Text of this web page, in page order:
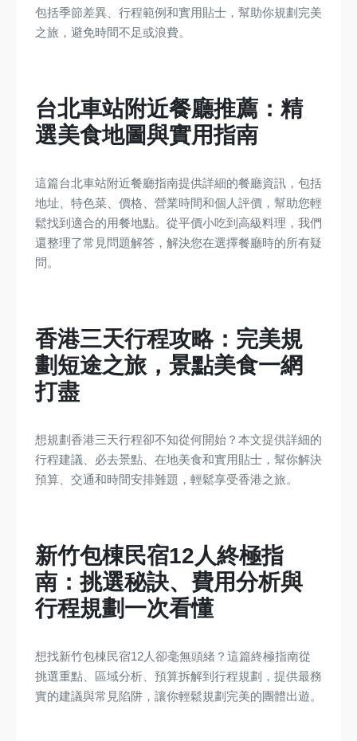
包括季節差異、行程範例和實用貼士，幫助你規劃完美
之旅，避免時間不足或浪費。
台北車站附近餐廳推薦：精
選美食地圖與實用指南
這篇台北車站附近餐廳指南提供詳細的餐廳資訊，包括
地址、特色菜、價格、營業時間和個人評價，幫助您輕
鬆找到適合的用餐地點。從平價小吃到高級料理，我們
還整理了常見問題解答，解決您在選擇餐廳時的所有疑
問。
香港三天行程攻略：完美規
劃短途之旅，景點美食一網
打盡
想規劃香港三天行程卻不知從何開始？本文提供詳細的
行程建議、必去景點、在地美食和實用貼士，幫你解決
預算、交通和時間安排難題，輕鬆享受香港之旅。
新竹包棟民宿12人終極指
南：挑選秘訣、費用分析與
行程規劃一次看懂
想找新竹包棟民宿12人卻毫無頭緒？這篇終極指南從
挑選重點、區域分析、預算拆解到行程規劃，提供最務
實的建議與常見陷阱，讓你輕鬆規劃完美的團體出遊。